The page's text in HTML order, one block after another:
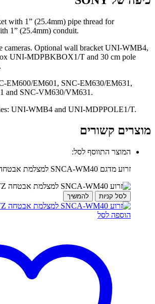
with 1” (25.4mm) pipe thread for
1” (25.4mm) conduit.
cameras. Optional wall bracket UNI-WMB4,
UNI-MDPBKBOX1/T and 30 cm pole
EM600/EM601, SNC-EM630/EM631,
and SNC-VM630/VM631.
UNI-WMB4 and UNI-MDPPOLE1/T.
מוצרים קשורים
המוצר התווסף לסל:
זרוע מדגם SNCA-WM40 למצלמת אבטחה PTZ של SONY
לסל קניות להמשיך
הוספה לסל